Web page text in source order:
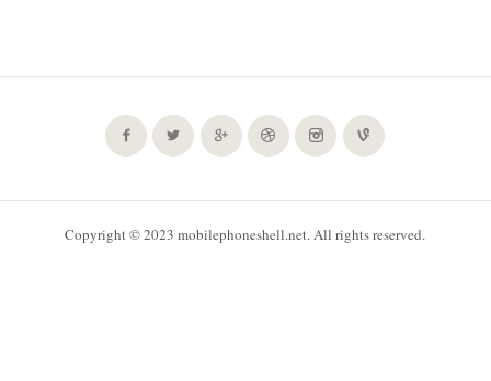
Copyright © 2023 mobilephoneshell.net. All rights reserved.